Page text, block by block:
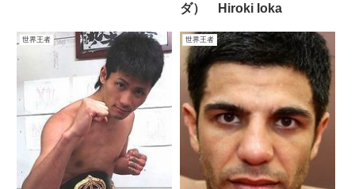
ダ） Hiroki Ioka
世界王者 世界王者